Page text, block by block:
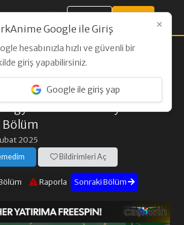
to World's Strongest Season 3
de Sekai Saikyou
Bölüm
2025
Bildirimleri Aç
Raporla Sonraki Bölüm
×
Google ile Giriş
hesabınızla hızlı ve güvenli bir
giriş yapabilirsiniz.
Google ile giriş yap